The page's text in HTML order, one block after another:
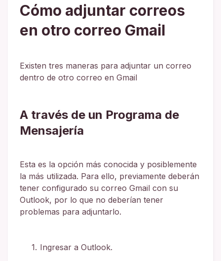
Cómo adjuntar correos
en otro correo Gmail
Existen tres maneras para adjuntar un correo
dentro de otro correo en Gmail
A través de un Programa de
Mensajería
Esta es la opción más conocida y posiblemente
la más utilizada. Para ello, previamente deberán
tener configurado su correo Gmail con su
Outlook, por lo que no deberían tener
problemas para adjuntarlo.
Ingresar a Outlook.